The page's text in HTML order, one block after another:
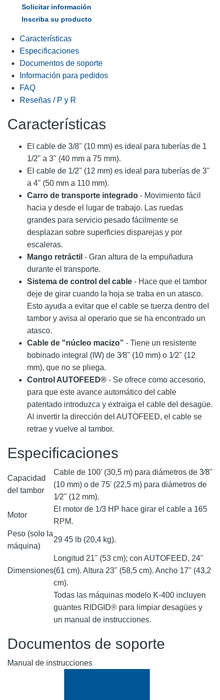
Solicitar información
Inscriba su producto
Características
Especificaciones
Documentos de soporte
Información para pedidos
FAQ
Reseñas / P y R
Características
El cable de 3/8" (10 mm) es ideal para tuberías de 1
1/2" a 3" (40 mm a 75 mm).
El cable de 1/2" (12 mm) es ideal para tuberías de 3"
a 4" (50 mm a 110 mm).
Carro de transporte integrado - Movimiento fácil
hacia y desde el lugar de trabajo. Las ruedas
grandes para servicio pesado fácilmente se
desplazan sobre superficies disparejas y por
escaleras.
Mango retráctil - Gran altura de la empuñadura
durante el transporte.
Sistema de control del cable - Hace que el tambor
deje de girar cuando la hoja se traba en un atasco.
Esto ayuda a evitar que el cable se tuerza dentro del
tambor y avisa al operario que se ha encontrado un
atasco.
Cable de "núcleo macizo” - Tiene un resistente
bobinado integral (IW) de 3⁄8" (10 mm) o 1⁄2" (12
mm), que no se pliega.
Control AUTOFEED® - Se ofrece como accesorio,
para que este avance automático del cable
patentado introduzca y extraiga el cable del desagüe.
Al invertir la dirección del AUTOFEED, el cable se
retrae y vuelve al tambor.
Especificaciones
Capacidad
del tambor
Cable de 100' (30,5 m) para diámetros de 3⁄8"
(10 mm) o de 75' (22,5 m) para diámetros de
1⁄2" (12 mm).
Motor
El motor de 1/3 HP hace girar el cable a 165
RPM.
Peso (solo la
máquina)
29 45 lb (20,4 kg).
Dimensiones
Longitud 21" (53 cm); con AUTOFEED, 24"
(61 cm). Altura 23" (58,5 cm). Ancho 17" (43,2
cm).
Todas las máquinas modelo K-400 incluyen
guantes RIDGID® para limpiar desagües y
un manual de instrucciones.
Documentos de soporte
Manual de instrucciones